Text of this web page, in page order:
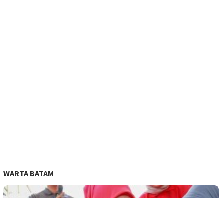
WARTA BATAM